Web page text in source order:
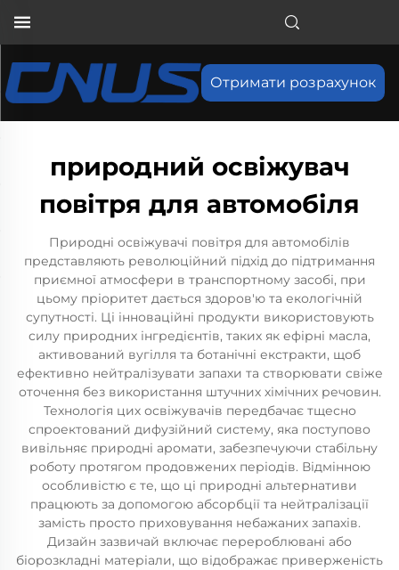
Отримати розрахунок
природний освіжувач
повітря для автомобіля
Природні освіжувачі повітря для автомобілів
представляють революційний підхід до підтримання
приємної атмосфери в транспортному засобі, при
цьому пріоритет дається здоров'ю та екологічній
супутності. Ці інноваційні продукти використовують
силу природних інгредієнтів, таких як ефірні масла,
активований вугілля та ботанічні екстракти, щоб
ефективно нейтралізувати запахи та створювати свіже
оточення без використання штучних хімічних речовин.
Технологія цих освіжувачів передбачає тщесно
спроектований дифузійний систему, яка поступово
вивільняє природні аромати, забезпечуючи стабільну
роботу протягом продовжених періодів. Відмінною
особливістю є те, що ці природні альтернативи
працюють за допомогою абсорбції та нейтралізації
замість просто приховування небажаних запахів.
Дизайн зазвичай включає перероблювані або
біорозкладні матеріали, що відображає приверженість